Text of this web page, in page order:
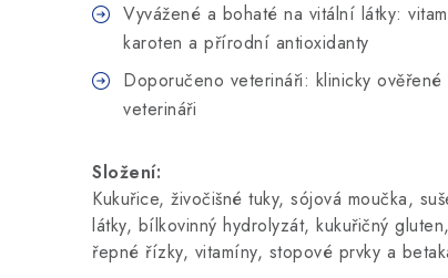
Vyvážené a bohaté na vitální látky:
karoten a přírodní antioxidanty
Doporučeno veterináři: klinicky
veterináři
Složení:
Kukuřice, živočišné tuky, sójová moučka,
látky, bílkovinný hydrolyzát, kukuřičný
řepné řízky, vitamíny, stopové prvky a